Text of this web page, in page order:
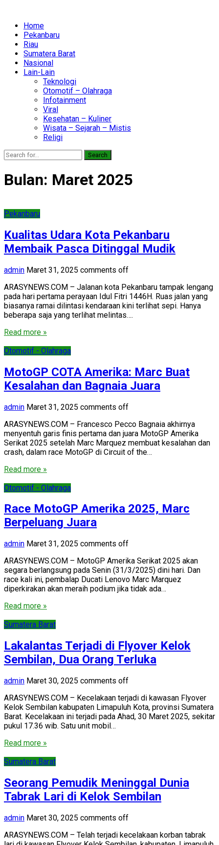
Home
Pekanbaru
Riau
Sumatera Barat
Nasional
Lain-Lain
Teknologi
Otomotif – Olahraga
Infotainment
Viral
Kesehatan – Kuliner
Wisata – Sejarah – Mistis
Religi
Search
Bulan: Maret 2025
Pekanbaru
Kualitas Udara Kota Pekanbaru
Membaik Pasca Ditinggal Mudik
admin Maret 31, 2025 comments off
ARASYNEWS.COM – Jalanan kota Pekanbaru tampak lengang
pada hari pertama perayaan Idul Fitri 1446H. Ruas jalan yang
biasanya ramai dilintasi kendaraan kini terlihat sepi. Hanya
beberapa saja yang terlihat melintas….
Read more »
Otomotif - Olahraga
MotoGP COTA Amerika: Marc Buat
Kesalahan dan Bagnaia Juara
admin Maret 31, 2025 comments off
ARASYNEWS.COM – Francesco Pecco Bagnaia akhirnya
menyentuh garis finis pertama dan juara MotoGP Amerika
Serikat 2025 setelah Marc Marquez membuat kesalahan dan
crash, dalam race MotoGP di Circuit of the…
Read more »
Otomotif - Olahraga
Race MotoGP Amerika 2025, Marc
Berpeluang Juara
admin Maret 31, 2025 comments off
ARASYNEWS.COM – MotoGP Amerika Serikat 2025 akan
segara berlangsung pada Senin (31/3/2025) dini hari. Dan
race kali ini, pembalap Ducati Lenovo Marc Marquez
diperkirakan akan meraih podium jika tidak ada…
Read more »
Sumatera Barat
Lakalantas Terjadi di Flyover Kelok
Sembilan, Dua Orang Terluka
admin Maret 30, 2025 comments off
ARASYNEWS.COM – Kecelakaan terjadi di kawasan Flyover
Kelok Sembilan kabupaten Limapuluh Kota, provinsi Sumatera
Barat. Kecelakaan ini terjadi pada Ahad, 30 Maret 2025, sekitar
pukul 17.36 wib. Satu unit mobil…
Read more »
Sumatera Barat
Seorang Pemudik Meninggal Dunia
Tabrak Lari di Kelok Sembilan
admin Maret 30, 2025 comments off
ARASYNEWS.COM – Telah terjadi kecelakaan korban tabrak